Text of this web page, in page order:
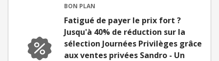
BON PLAN
Fatigué de payer le prix fort ?
Jusqu'à 40% de réduction sur la
sélection Journées Privilèges grâce
aux ventes privées Sandro - Un